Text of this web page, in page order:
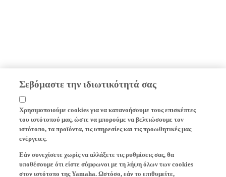
Σεβόμαστε την ιδιωτικότητά σας
Χρησιμοποιούμε cookies για να κατανοήσουμε τους επισκέπτες
του ιστότοπού μας, ώστε να μπορούμε να βελτιώσουμε τον
ιστότοπο, τα προϊόντα, τις υπηρεσίες και τις προωθητικές μας
ενέργειες.
υποθέσουμε ότι είστε σύμφωνοι με τη λήψη όλων των cookies
στον ιστότοπο της Yamaha. Ωστόσο, εάν το επιθυμείτε,